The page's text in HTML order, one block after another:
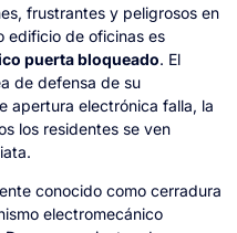
frustrantes y peligrosos en
edificio de oficinas es
puerta bloqueado. El
de defensa de su
apertura electrónica falla, la
los residentes se ven
conocido como cerradura
electromecánico